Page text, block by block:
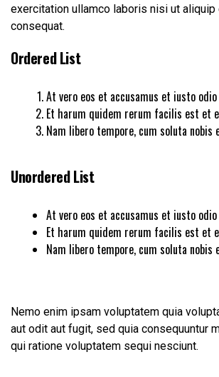
exercitation ullamco laboris nisi ut aliquip
consequat.
Ordered List
At vero eos et accusamus et iusto
Et harum quidem rerum facilis est et
Nam libero tempore, cum soluta nobis
Unordered List
At vero eos et accusamus et iusto
Et harum quidem rerum facilis est et
Nam libero tempore, cum soluta nobis
Nemo enim ipsam voluptatem quia
aut odit aut fugit, sed quia consequuntur
qui ratione voluptatem sequi nesciunt.